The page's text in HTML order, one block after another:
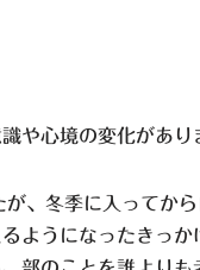
や心境の変化があり
、冬季に入ってか
ようになったきっ